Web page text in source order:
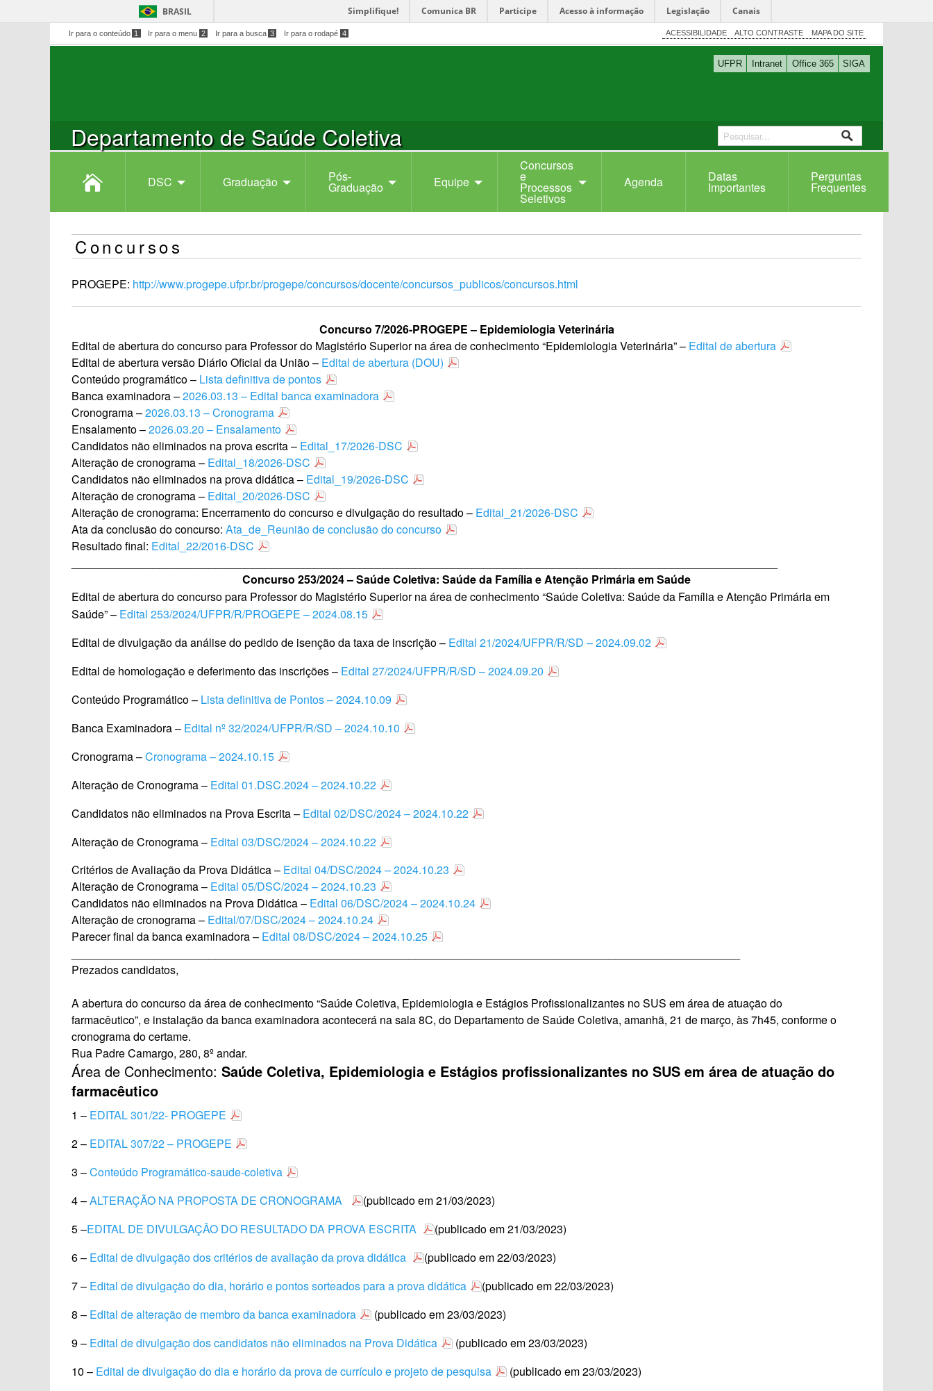
BRASIL Simplifique! Comunica BR Participe Acesso à informação Legislação Canais
Ir para o conteúdo 1 Ir para o menu 2 Ir para a busca 3 Ir para o rodapé 4 ACESSIBILIDADE ALTO CONTRASTE MAPA DO SITE
UFPR Intranet Office 365 SIGA
Departamento de Saúde Coletiva
DSC Graduação Pós-
Graduação Equipe
Concursos
e
Processos
Seletivos
Agenda Datas
Importantes
Perguntas
Frequentes
Concursos
PROGEPE: http://www.progepe.ufpr.br/progepe/concursos/docente/concursos_publicos/concursos.html
Concurso 7/2026-PROGEPE – Epidemiologia Veterinária
Edital de abertura do concurso para Professor do Magistério Superior na área de conhecimento “Epidemiologia Veterinária” – Edital de abertura
Edital de abertura versão Diário Oficial da União – Edital de abertura (DOU)
Conteúdo programático – Lista definitiva de pontos
Banca examinadora –2026.03.13 – Edital banca examinadora
Cronograma –2026.03.13 – Cronograma
Ensalamento –2026.03.20 – Ensalamento
Candidatos não eliminados na prova escrita – Edital_17/2026-DSC
Alteração de cronograma – Edital_18/2026-DSC
Candidatos não eliminados na prova didática – Edital_19/2026-DSC
Alteração de cronograma – Edital_20/2026-DSC
Alteração de cronograma: Encerramento do concurso e divulgação do resultado – Edital_21/2026-DSC
Ata da conclusão do concurso: Ata_de_Reunião de conclusão do concurso
Resultado final: Edital_22/2016-DSC
Concurso 253/2024 – Saúde Coletiva: Saúde da Família e Atenção Primária em Saúde
Edital de abertura do concurso para Professor do Magistério Superior na área de conhecimento “Saúde Coletiva: Saúde da Família e Atenção Primária em
Saúde” – Edital 253/2024/UFPR/R/PROGEPE – 2024.08.15
Edital de divulgação da análise do pedido de isenção da taxa de inscrição – Edital 21/2024/UFPR/R/SD – 2024.09.02
Edital de homologação e deferimento das inscrições – Edital 27/2024/UFPR/R/SD – 2024.09.20
Conteúdo Programático – Lista definitiva de Pontos – 2024.10.09
Banca Examinadora – Edital nº 32/2024/UFPR/R/SD – 2024.10.10
Cronograma –Cronograma – 2024.10.15
Alteração de Cronograma – Edital 01.DSC.2024 – 2024.10.22
Candidatos não eliminados na Prova Escrita – Edital 02/DSC/2024 – 2024.10.22
Alteração de Cronograma – Edital 03/DSC/2024 – 2024.10.22
Critérios de Avaliação da Prova Didática – Edital 04/DSC/2024 – 2024.10.23
Alteração de Cronograma – Edital 05/DSC/2024 – 2024.10.23
Candidatos não eliminados na Prova Didática – Edital 06/DSC/2024 – 2024.10.24
Alteração de cronograma – Edital/07/DSC/2024 – 2024.10.24
Parecer final da banca examinadora – Edital 08/DSC/2024 – 2024.10.25
Prezados candidatos,
A abertura do concurso daárea de conhecimento “Saúde Coletiva, Epidemiologia e Estágios Profissionalizantes no SUS em área de atuação do
farmacêutico”, e instalação da banca examinadora acontecerá na sala 8C, do Departamento de Saúde Coletiva, amanhã, 21 de março, às 7h45, conforme o
cronograma do certame.
Rua Padre Camargo, 280, 8º andar.
Área de Conhecimento: Saúde Coletiva, Epidemiologia e Estágios profissionalizantes no SUS em área de atuação do
farmacêutico
1 – EDITAL 301/22- PROGEPE
2 – EDITAL 307/22 – PROGEPE
3 –Conteúdo Programático-saude-coletiva
4 –ALTERAÇÃO NA PROPOSTA DE CRONOGRAMA
(publicado em 21/03/2023)
5 –EDITAL DE DIVULGAÇÃO DO RESULTADO DA PROVA ESCRITA
(publicado em 21/03/2023)
6 – Edital de divulgação dos critérios de avaliação da prova didática
(publicado em 22/03/2023)
7 – Edital de divulgação do dia, horário e pontos sorteados para a prova didática
(publicado em 22/03/2023)
8 – Edital de alteração de membro da banca examinadora
(publicado em 23/03/2023)
9 – Edital de divulgação dos candidatos não eliminados na Prova Didática
(publicado em 23/03/2023)
10 – Edital de divulgação do dia e horário da prova de currículo e projeto de pesquisa
(publicado em 23/03/2023)